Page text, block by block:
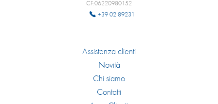
CF:06220980152
+39 02 89231
Assistenza clienti
Novità
Chi siamo
Contatti